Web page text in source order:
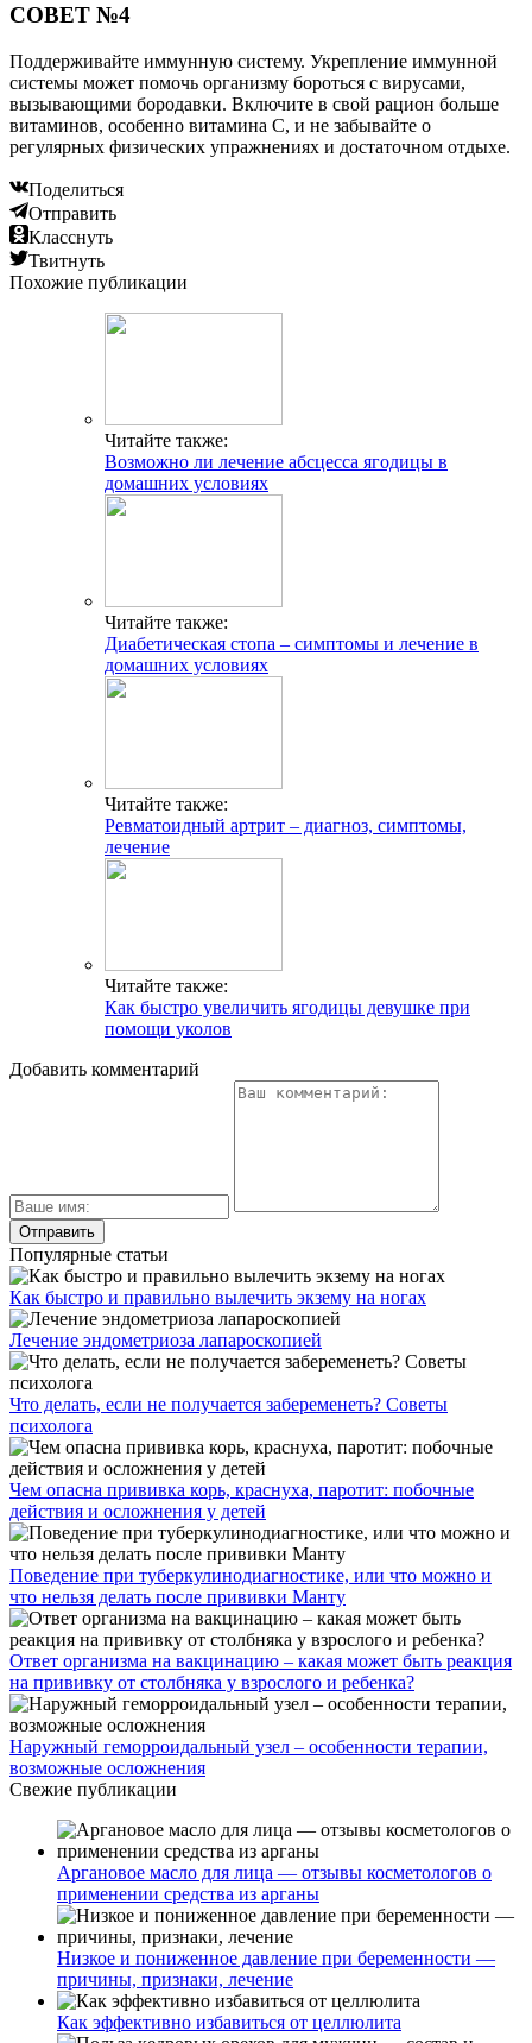
СОВЕТ №4
Поддерживайте иммунную систему. Укрепление иммунной
системы может помочь организму бороться с вирусами,
вызывающими бородавки. Включите в свой рацион больше
витаминов, особенно витамина C, и не забывайте о
регулярных физических упражнениях и достаточном отдыхе.
Поделиться
Отправить
Класснуть
Твитнуть
Похожие публикации
Читайте также:
Возможно ли лечение абсцесса ягодицы в
домашних условиях
Читайте также:
Диабетическая стопа – симптомы и лечение в
домашних условиях
Читайте также:
Ревматоидный артрит – диагноз, симптомы,
лечение
Читайте также:
Как быстро увеличить ягодицы девушке при
помощи уколов
Добавить комментарий
Популярные статьи
Как быстро и правильно вылечить экзему на ногах
Лечение эндометриоза лапароскопией
Что делать, если не получается забеременеть? Советы
психолога
Чем опасна прививка корь, краснуха, паротит: побочные
действия и осложнения у детей
Поведение при туберкулинодиагностике, или что можно и
что нельзя делать после прививки Манту
Ответ организма на вакцинацию – какая может быть реакция
на прививку от столбняка у взрослого и ребенка?
Наружный геморроидальный узел – особенности терапии,
возможные осложнения
Свежие публикации
Аргановое масло для лица — отзывы косметологов о
применении средства из арганы
Низкое и пониженное давление при беременности —
причины, признаки, лечение
Как эффективно избавиться от целлюлита